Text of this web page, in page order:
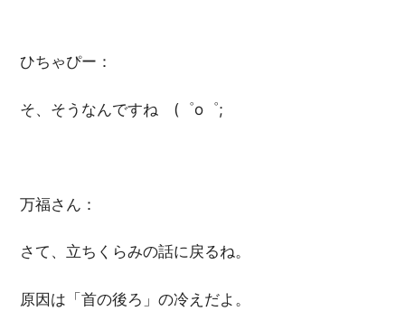
ひちゃぴー：
そ、そうなんですね (゜o゜;
万福さん：
さて、立ちくらみの話に戻るね。
原因は「首の後ろ」の冷えだよ。